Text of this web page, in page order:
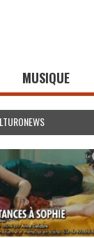
MUSIQUE